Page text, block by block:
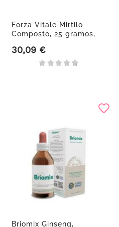
Forza Vitale Mirtilo
Composto, 25 gramos,
Precio
30,09 €
Briomix Ginseng,